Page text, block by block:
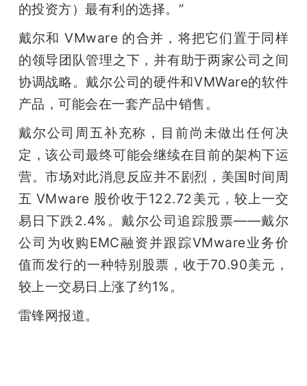
的投资方）最有利的选择。”
戴尔和 VMware 的合并，将把它们置于同样
的领导团队管理之下，并有助于两家公司之间
协调战略。戴尔公司的硬件和VMWare的软件
产品，可能会在一套产品中销售。
戴尔公司周五补充称，目前尚未做出任何决
定，该公司最终可能会继续在目前的架构下运
营。市场对此消息反应并不剧烈，美国时间周
五 VMware 股价收于122.72美元，较上一交
易日下跌2.4%。戴尔公司追踪股票——戴尔
公司为收购EMC融资并跟踪VMware业务价
值而发行的一种特别股票，收于70.90美元，
较上一交易日上涨了约1%。
雷锋网报道。